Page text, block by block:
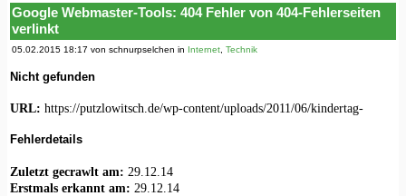
Google Webmaster-Tools: 404 Fehler von 404-Fehlerseiten
verlinkt
05.02.2015 18:17 von schnurpselchen in Internet, Technik
Nicht gefunden
URL: httрs://рutzlοwitsсh.dе/wp-cοntеnt/uрlοads/2011/06/kindеrtag-
Fehlerdetails
Zuletzt gecrawlt am: 29.12.14
Erstmals erkannt am: 29.12.14